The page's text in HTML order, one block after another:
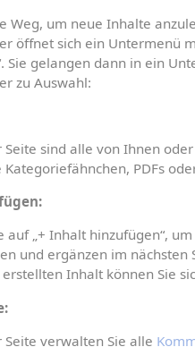
Weg, um neue Inhalte
öffnet sich ein Untermenü
Sie gelangen dann in ein
zu Auswahl:
Seite sind alle von Ihnen
Kategoriefähnchen, PDFs
auf „+ Inhalt hinzufügen“,
und ergänzen im
Inhalt können Sie
Seite verwalten Sie alle